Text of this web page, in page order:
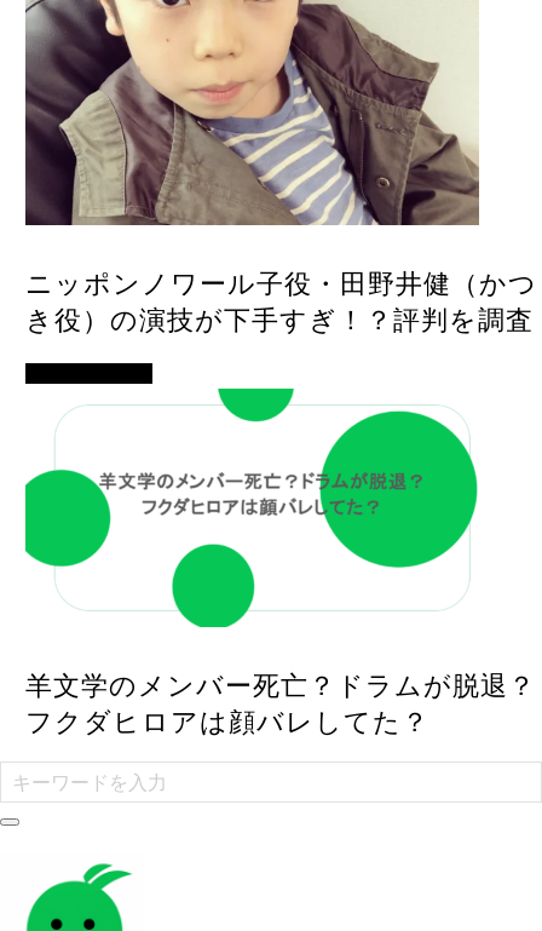
ニッポンノワール子役・田野井健（かつ
き役）の演技が下手すぎ！？評判を調査
羊文学のメンバー死亡？ドラムが脱退？
フクダヒロアは顔バレしてた？